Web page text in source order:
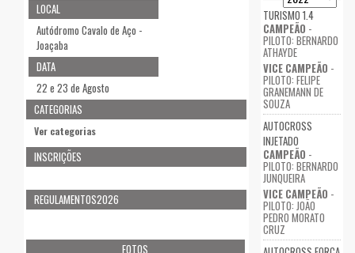
LOCAL
Autódromo Cavalo de Aço -
Joaçaba
DATA
22 e 23 de Agosto
CATEGORIAS
Ver categorias
INSCRIÇÕES
REGULAMENTOS2026
FOTOS
TURISMO 1.4
CAMPEÃO -
PILOTO: BERNARDO
ATHAYDE
VICE CAMPEÃO -
PILOTO: FELIPE
GRANEMANN DE
SOUZA
AUTOCROSS
INJETADO
CAMPEÃO -
PILOTO: BERNARDO
JUNQUEIRA
VICE CAMPEÃO -
PILOTO: JOÃO
PEDRO MORATO
CRUZ